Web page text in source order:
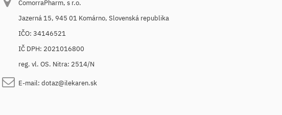
ComorraPharm, s r.o.
Jazerná 15, 945 01 Komárno, Slovenská republika
IČO: 34146521
IČ DPH: 2021016800
reg. vl. OS. Nitra: 2514/N
E-mail: dotaz@ilekaren.sk